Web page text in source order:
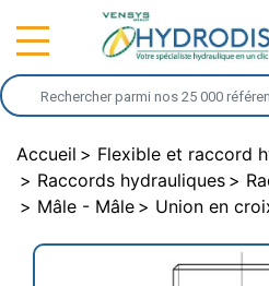
Accueil
Flexible et raccord
Raccords hydrauliques
Mâle - Mâle
Union en